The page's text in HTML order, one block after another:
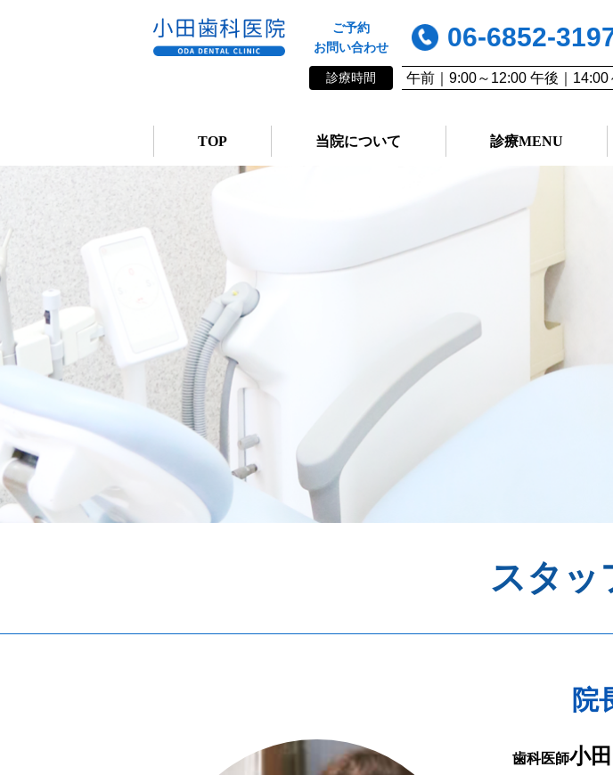
ご予約
お問い合わせ
06-6852-
診療時間 午前｜9:00～12:00 午後｜14:00
TOP 当院について 診療MENU
スタッ
院
歯科医師小